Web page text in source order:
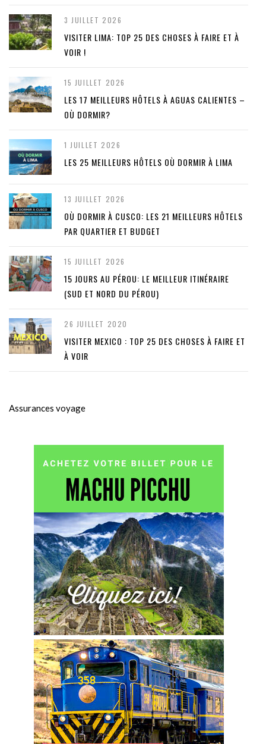
3 JUILLET 2026
VISITER LIMA: TOP 25 DES CHOSES À FAIRE ET À
VOIR !
15 JUILLET 2026
LES 17 MEILLEURS HÔTELS À AGUAS CALIENTES –
OÙ DORMIR?
1 JUILLET 2026
LES 25 MEILLEURS HÔTELS OÙ DORMIR À LIMA
13 JUILLET 2026
OÙ DORMIR À CUSCO: LES 21 MEILLEURS HÔTELS
PAR QUARTIER ET BUDGET
15 JUILLET 2026
15 JOURS AU PÉROU: LE MEILLEUR ITINÉRAIRE
(SUD ET NORD DU PÉROU)
26 JUILLET 2020
VISITER MEXICO : TOP 25 DES CHOSES À FAIRE ET
À VOIR
Assurances voyage